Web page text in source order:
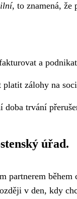
, to znamená, že
a podnikat
platit zálohy na
doba trvání
úřad.
partnerem
v den, kdy